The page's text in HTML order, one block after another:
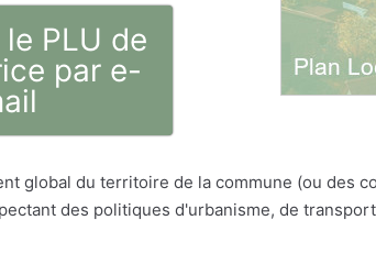
PLU de
par e-
global du territoire de la commune (ou des
des politiques d'urbanisme, de